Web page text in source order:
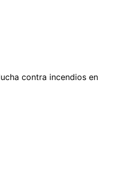
contra incendios en